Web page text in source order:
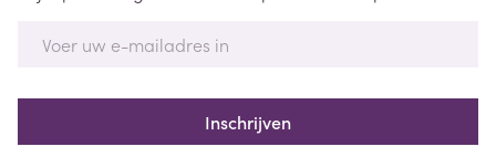
Inschrijven